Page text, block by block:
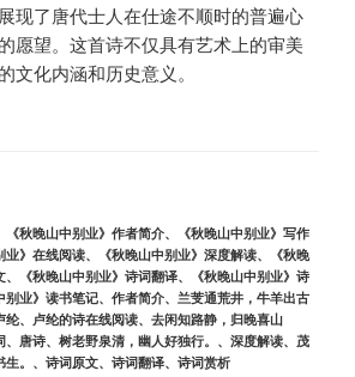
现了唐代士人在仕途不顺时的普遍心
愿望。这首诗不仅具有艺术上的审美
文化内涵和历史意义。
《秋晚山中别业》作者简介、
《秋晚山中别业》写作
业》在线阅读、 《秋晚山中别业》深度解读、
《秋晚
、 《秋晚山中别业》诗词翻译、
《秋晚山中别业》诗
别业》读书笔记、 作者简介、 兰芰通荒井，牛羊出古
纶、 卢纶的诗在线阅读、 去闲知路静，归晚喜山
、 唐诗、 树老野泉清，幽人好独行。 、 深度解读、 茂
。 、 诗词原文、 诗词翻译、 诗词赏析